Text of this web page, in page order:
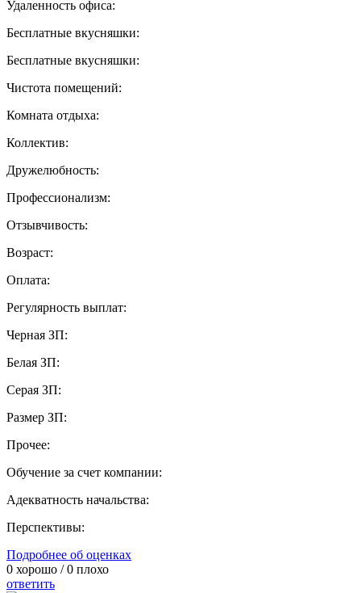
Удаленность офиса:
Бесплатные вкусняшки:
Бесплатные вкусняшки:
Чистота помещений:
Комната отдыха:
Коллектив:
Дружелюбность:
Профессионализм:
Отзывчивость:
Возраст:
Оплата:
Регулярность выплат:
Черная ЗП:
Белая ЗП:
Серая ЗП:
Размер ЗП:
Прочее:
Обучение за счет компании:
Адекватность начальства:
Перспективы:
Подробнее об оценках
0 хорошо /0 плохо
ответить